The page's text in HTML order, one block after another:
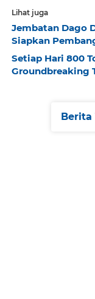
Lihat juga
Jembatan Dago
Siapkan
Setiap Hari 800
Groundbreaking
Berita